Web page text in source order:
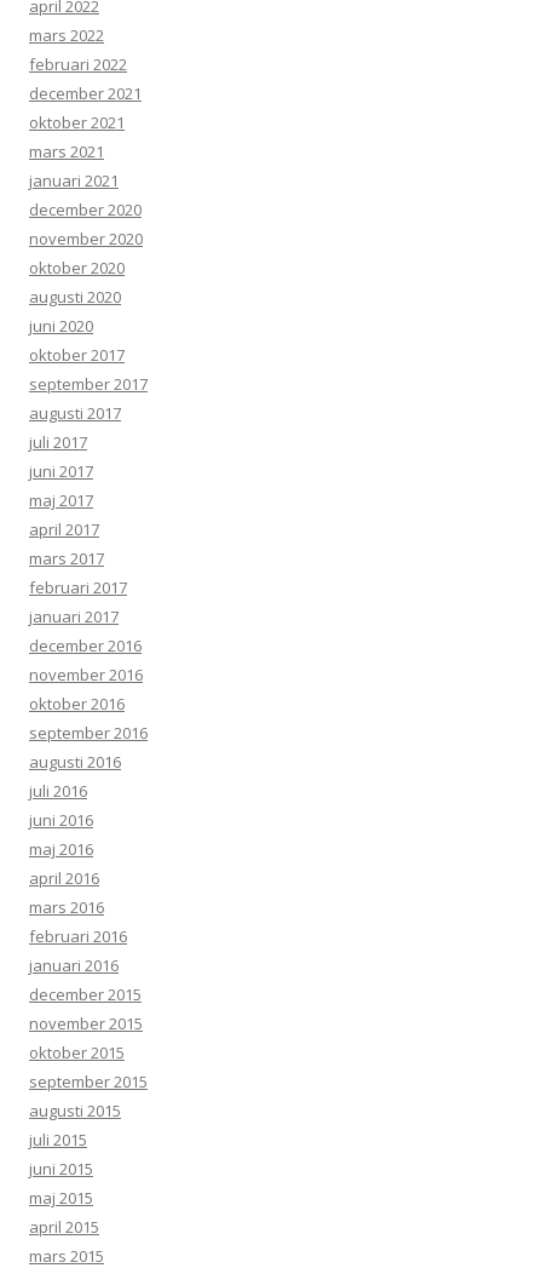
april 2022
mars 2022
februari 2022
december 2021
oktober 2021
mars 2021
januari 2021
december 2020
november 2020
oktober 2020
augusti 2020
juni 2020
oktober 2017
september 2017
augusti 2017
juli 2017
juni 2017
maj 2017
april 2017
mars 2017
februari 2017
januari 2017
december 2016
november 2016
oktober 2016
september 2016
augusti 2016
juli 2016
juni 2016
maj 2016
april 2016
mars 2016
februari 2016
januari 2016
december 2015
november 2015
oktober 2015
september 2015
augusti 2015
juli 2015
juni 2015
maj 2015
april 2015
mars 2015